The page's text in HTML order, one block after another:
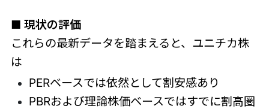
■ 現状の評価
これらの最新データを踏まえると、ユニチカ株
は
PERベースでは依然として割安感あり
PBRおよび理論株価ベースではすでに割高圏